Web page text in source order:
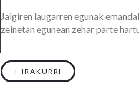
Jalgiren laugarren egunak
zeinetan egunean zehar parte
+ IRAKURRI